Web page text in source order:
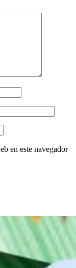
en este navegador